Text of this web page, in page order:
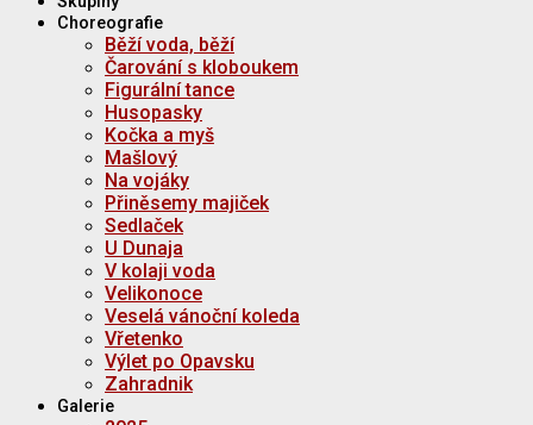
Choreografie
Běží voda, běží
Čarování s kloboukem
Figurální tance
Husopasky
Kočka a myš
Mašlový
Na vojáky
Přiněsemy majiček
Sedlaček
U Dunaja
V kolaji voda
Velikonoce
Veselá vánoční koleda
Vřetenko
Výlet po Opavsku
Zahradnik
Galerie